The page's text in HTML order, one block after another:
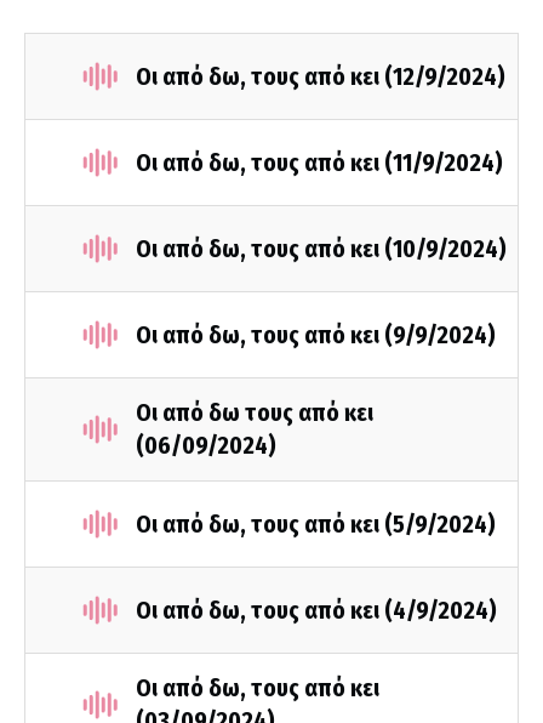
Οι από δω, τους από κει (12/9/2024)
Οι από δω, τους από κει (11/9/2024)
Οι από δω, τους από κει (10/9/2024)
Οι από δω, τους από κει (9/9/2024)
Οι από δω τους από κει
(06/09/2024)
Οι από δω, τους από κει (5/9/2024)
Οι από δω, τους από κει (4/9/2024)
Οι από δω, τους από κει